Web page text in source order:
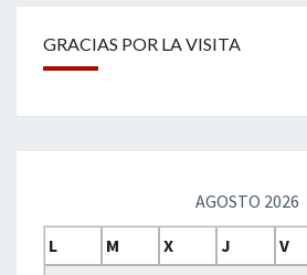
GRACIAS POR LA VISITA
AGOSTO 2026
L
M X J V